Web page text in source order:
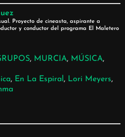
Proyecto de cineasta, aspirante a
y conductor del programa El Maletero
, MURCIA, MÚSICA,
, En La Espiral , Lori Meyers ,